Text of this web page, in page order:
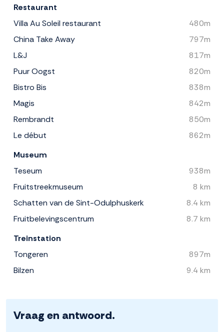
Restaurant
Villa Au Soleil restaurant
480m
China Take Away
797m
L&J
817m
Puur Oogst
820m
Bistro Bis
838m
Magis
842m
Rembrandt
850m
Le début
862m
Museum
Teseum
938m
Fruitstreekmuseum
8 km
Schatten van de Sint-Odulphuskerk
8.4 km
Fruitbelevingscentrum
8.7 km
Treinstation
Tongeren
897m
Bilzen
9.4 km
Vraag en antwoord.